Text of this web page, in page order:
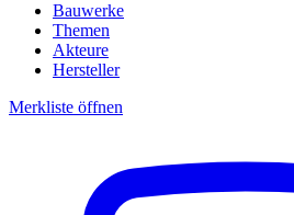
Bauwerke
Themen
Akteure
Hersteller
Merkliste öffnen